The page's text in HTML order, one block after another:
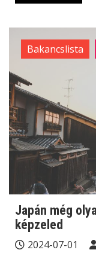
Bakancslista
Japán még
képzeled
2024-07-01